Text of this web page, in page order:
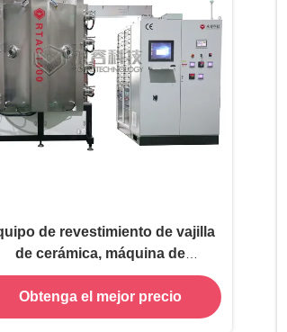
de revestimiento de vajilla
de cerámica, máquina de
de iones de PVD
Obtenga el mejor precio